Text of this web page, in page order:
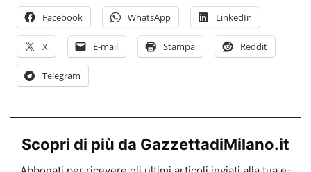
Facebook WhatsApp LinkedIn
X E-mail Stampa Reddit
Telegram
Scopri di più da GazzettadiMilano.it